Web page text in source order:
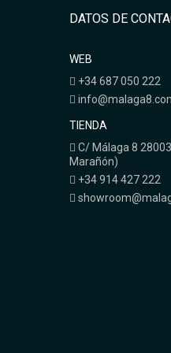
DATOS DE
WEB
+34 687 050 222
TIENDA
C/ Málaga 8
Marañón)
+34 914 427 222